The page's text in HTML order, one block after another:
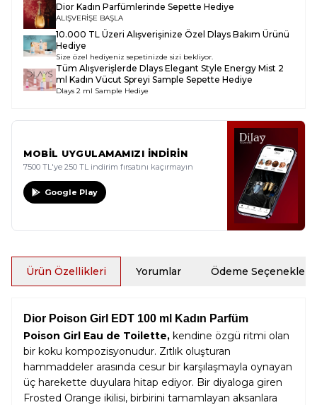
Dior Kadın Parfümlerinde Sepette Hediye
ALIŞVERİŞE BAŞLA
10.000 TL Üzeri Alışverişinize Özel Dlays Bakım Ürünü
Hediye
Size özel hediyeniz sepetinizde sizi bekliyor.
Tüm Alışverişlerde Dlays Elegant Style Energy Mist 2
ml Kadın Vücut Spreyi Sample Sepette Hediye
Dlays 2 ml Sample Hediye
MOBİL UYGULAMAMIZI İNDİRİN
7500 TL'ye 250 TL indirim fırsatını kaçırmayın
Google Play
Ürün Özellikleri Yorumlar Ödeme Seçenekleri
Dior Poison Girl EDT 100 ml Kadın Parfüm
Poison Girl Eau de Toilette, kendine özgü ritmi olan
bir koku kompozisyonudur. Zıtlık oluşturan
hammaddeler arasında cesur bir karşılaşmayla oynayan
üç harekette duyulara hitap ediyor. Bir diyaloga giren
Frosted Orange ikilisi, birbirini tamamlayan aksanlara